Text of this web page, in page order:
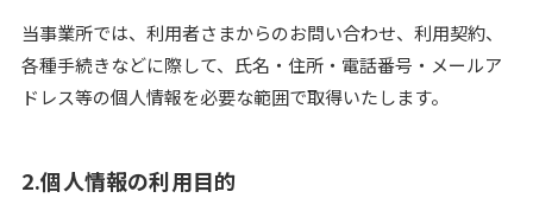
当事業所では、利用者さまからのお問い合わせ、利用契約、
各種手続きなどに際して、氏名・住所・電話番号・メールア
ドレス等の個人情報を必要な範囲で取得いたします。
2.個人情報の利用目的